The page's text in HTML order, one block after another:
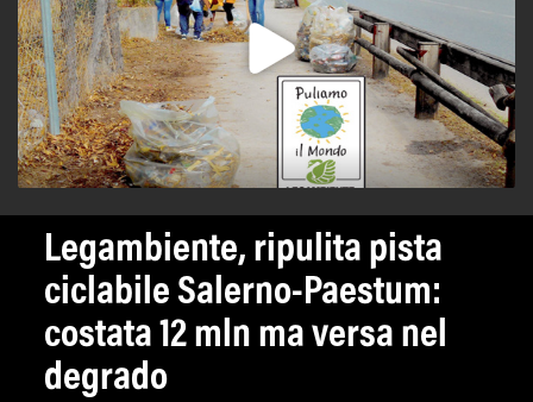
Legambiente, ripulita pista
ciclabile Salerno-Paestum:
costata 12 mln ma versa nel
degrado